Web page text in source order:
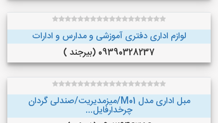
لوازم اداری دفتری آموزشی و مدارس و ادارات
09390328237 (بیرجند )
مبل اداری مدل M01/میزمدیریت/صندلی گردان
چرخدارفایل...